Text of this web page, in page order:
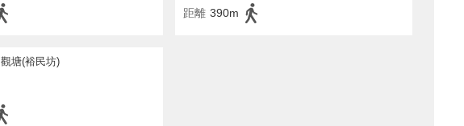
距離 390m
觀塘(裕民坊)